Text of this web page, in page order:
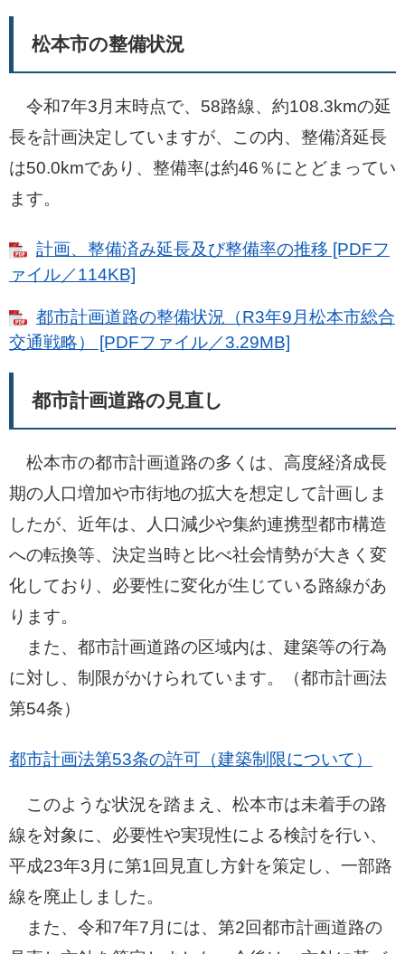
松本市の整備状況
令和7年3月末時点で、58路線、約108.3kmの延
長を計画決定していますが、この内、整備済延長
は50.0kmであり、整備率は約46％にとどまってい
ます。
計画、整備済み延長及び整備率の推移 [PDFフ
ァイル／114KB]
都市計画道路の整備状況（R3年9月松本市総合
交通戦略） [PDFファイル／3.29MB]
都市計画道路の見直し
松本市の都市計画道路の多くは、高度経済成長
期の人口増加や市街地の拡大を想定して計画しま
したが、近年は、人口減少や集約連携型都市構造
への転換等、決定当時と比べ社会情勢が大きく変
化しており、必要性に変化が生じている路線があ
ります。
また、都市計画道路の区域内は、建築等の行為
に対し、制限がかけられています。（都市計画法
第54条）
都市計画法第53条の許可（建築制限について）
このような状況を踏まえ、松本市は未着手の路
線を対象に、必要性や実現性による検討を行い、
平成23年3月に第1回見直し方針を策定し、一部路
線を廃止しました。
また、令和7年7月には、第2回都市計画道路の